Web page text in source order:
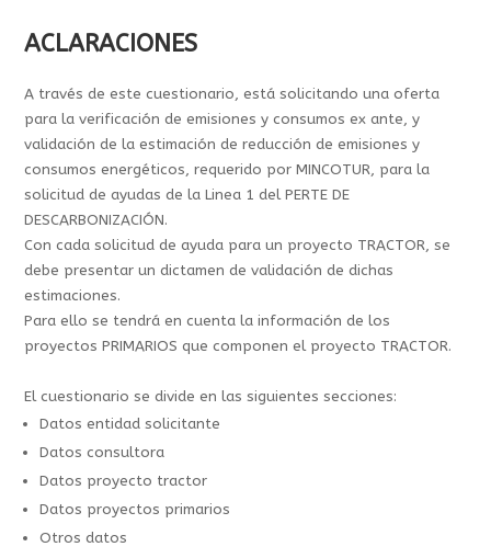
ACLARACIONES
A través de este cuestionario, está solicitando una oferta
para la verificación de emisiones y consumos ex ante, y
validación de la estimación de reducción de emisiones y
consumos energéticos, requerido por MINCOTUR, para la
solicitud de ayudas de la Linea 1 del PERTE DE
DESCARBONIZACIÓN.
Con cada solicitud de ayuda para un proyecto TRACTOR, se
debe presentar un dictamen de validación de dichas
estimaciones.
Para ello se tendrá en cuenta la información de los
proyectos PRIMARIOS que componen el proyecto TRACTOR.
El cuestionario se divide en las siguientes secciones:
Datos entidad solicitante
Datos consultora
Datos proyecto tractor
Datos proyectos primarios
Otros datos